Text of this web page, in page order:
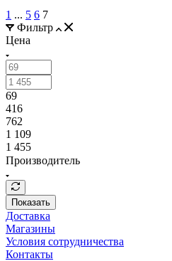
1 ... 5 6 7
Фильтр
Цена
69
416
762
1 109
1 455
Производитель
Показать
Доставка
Магазины
Условия сотрудничества
Контакты